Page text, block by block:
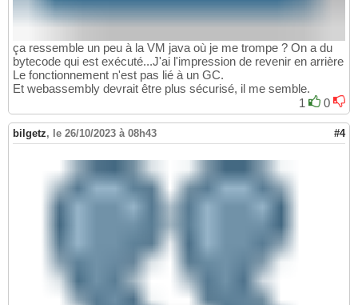
ça ressemble un peu à la VM java où je me trompe ? On a du
bytecode qui est exécuté...J'ai l'impression de revenir en arrière
Le fonctionnement n'est pas lié à un GC.
Et webassembly devrait être plus sécurisé, il me semble.
1
0
bilgetz, le 26/10/2023 à 08h43 #4